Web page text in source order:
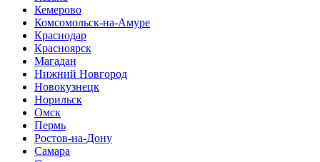
Кемерово
Комсомольск-на-Амуре
Краснодар
Красноярск
Магадан
Нижний Новгород
Новокузнецк
Норильск
Омск
Пермь
Ростов-на-Дону
Самара